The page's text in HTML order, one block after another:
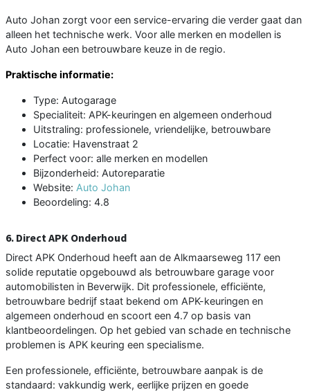
Auto Johan zorgt voor een service-ervaring die verder gaat dan
alleen het technische werk. Voor alle merken en modellen is
Auto Johan een betrouwbare keuze in de regio.
Praktische informatie:
Type: Autogarage
Specialiteit: APK-keuringen en algemeen onderhoud
Uitstraling: professionele, vriendelijke, betrouwbare
Locatie: Havenstraat 2
Perfect voor: alle merken en modellen
Bijzonderheid: Autoreparatie
Website: Auto Johan
Beoordeling: 4.8
6. Direct APK Onderhoud
Direct APK Onderhoud heeft aan de Alkmaarseweg 117 een
solide reputatie opgebouwd als betrouwbare garage voor
automobilisten in Beverwijk. Dit professionele, efficiënte,
betrouwbare bedrijf staat bekend om APK-keuringen en
algemeen onderhoud en scoort een 4.7 op basis van
klantbeoordelingen. Op het gebied van schade en technische
problemen is APK keuring een specialisme.
Een professionele, efficiënte, betrouwbare aanpak is de
standaard: vakkundig werk, eerlijke prijzen en goede